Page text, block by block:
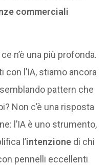
commerciali
n’è una più profonda.
l’IA, stiamo ancora
pattern che
Non c’è una risposta
l’IA è uno strumento,
l’intenzione di chi
pennelli eccellenti